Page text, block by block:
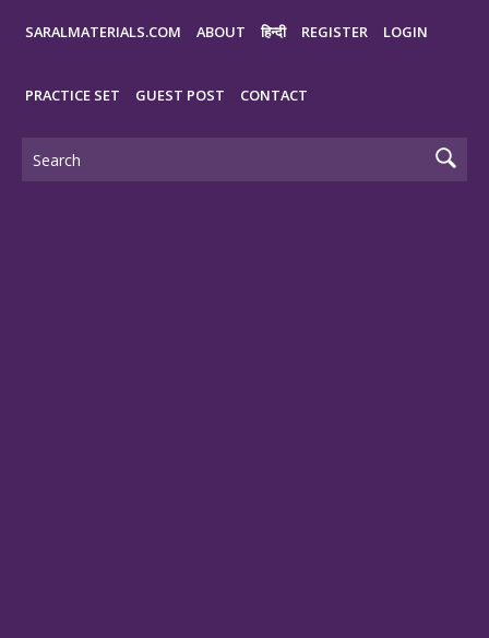
SARALMATERIALS.COM ABOUT हिन्दी REGISTER LOGIN
PRACTICE SET GUEST POST CONTACT